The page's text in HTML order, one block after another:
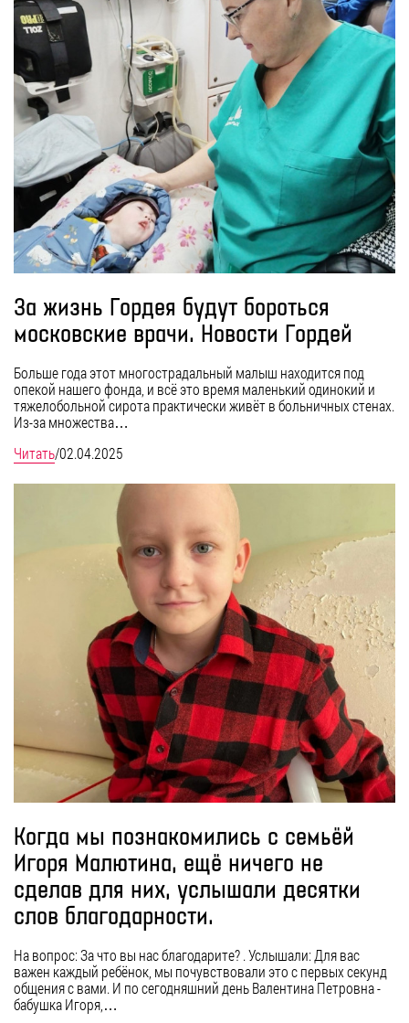
За жизнь Гордея будут бороться
московские врачи. Новости Гордей
Больше года этот многострадальный малыш находится под
опекой нашего фонда, и всё это время маленький одинокий и
тяжелобольной сирота практически живёт в больничных стенах.
Из-за множества…
Читать/02.04.2025
Когда мы познакомились с семьёй
Игоря Малютина, ещё ничего не
сделав для них, услышали десятки
слов благодарности.
На вопрос: За что вы нас благодарите? . Услышали: Для вас
важен каждый ребёнок, мы почувствовали это с первых секунд
общения с вами. И по сегодняшний день Валентина Петровна -
бабушка Игоря,…